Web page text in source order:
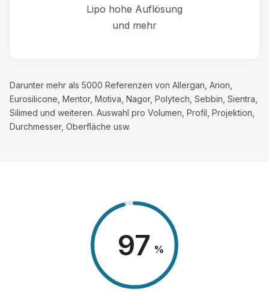
Lipo hohe Auflösung
und mehr
Darunter mehr als 5000 Referenzen von Allergan, Arion,
Eurosilicone, Mentor, Motiva, Nagor, Polytech, Sebbin, Sientra,
Silimed und weiteren. Auswahl pro Volumen, Profil, Projektion,
Durchmesser, Oberfläche usw.
98 %